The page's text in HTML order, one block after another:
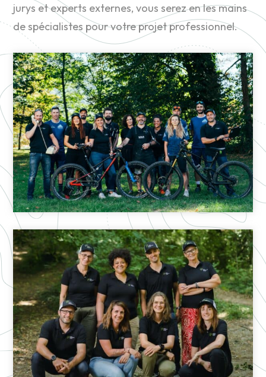
jurys et experts externes, vous serez en les mains
de spécialistes pour votre projet professionnel.